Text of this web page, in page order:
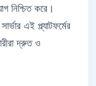
নিশ্চিত করে।
এই প্ল্যাটফর্মের
দ্রুত ও